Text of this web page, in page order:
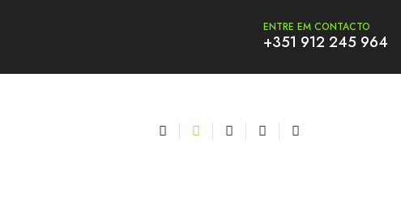
ENTRE EM CONTACTO
+351 912 245 964